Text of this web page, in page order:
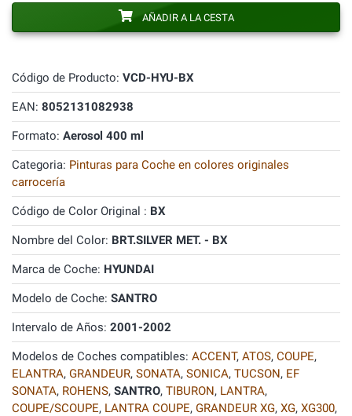
Código de Producto: VCD-HYU-BX
EAN: 8052131082938
Formato: Aerosol 400 ml
Categoria: Pinturas para Coche en colores originales
carrocería
Código de Color Original : BX
Nombre del Color: BRT.SILVER MET. - BX
Marca de Coche: HYUNDAI
Modelo de Coche: SANTRO
Intervalo de Años: 2001-2002
Modelos de Coches compatibles: ACCENT, ATOS, COUPE,
ELANTRA, GRANDEUR, SONATA, SONICA, TUCSON, EF
SONATA, ROHENS, SANTRO, TIBURON, LANTRA,
COUPE/SCOUPE, LANTRA COUPE, GRANDEUR XG, XG, XG300,
AÑADIR A LA CESTA